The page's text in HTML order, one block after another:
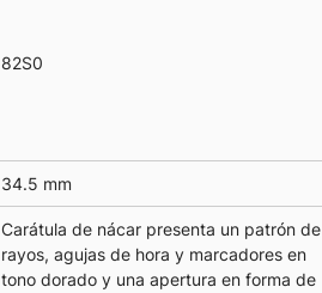
82S0
34.5 mm
Carátula de nácar presenta un patrón de
rayos, agujas de hora y marcadores en
tono dorado y una apertura en forma de